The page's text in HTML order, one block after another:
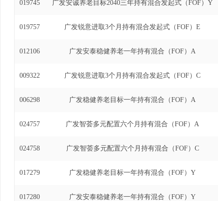
019745 广发安诚养老目标2040三年持有混合发起式（FOF）Y
019757 广发锐意进取3个月持有混合发起式（FOF）E
012106 广发安泰稳健养老一年持有混合（FOF）A
009322 广发锐意进取3个月持有混合发起式（FOF）C
006298 广发稳健养老目标一年持有混合（FOF）A
024757 广发智荟多元配置六个月持有混合（FOF）A
024758 广发智荟多元配置六个月持有混合（FOF）C
017279 广发稳健养老目标一年持有混合（FOF）Y
017280 广发安泰稳健养老一年持有混合（FOF）Y